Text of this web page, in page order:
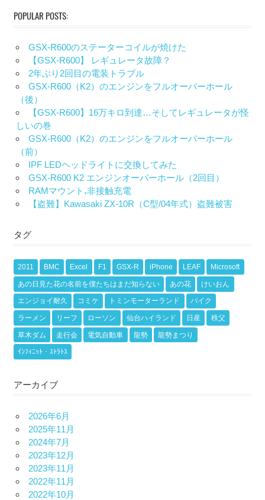
POPULAR POSTS:
GSX-R600のステーターコイルが焼けた
【GSX-R600】 レギュレータ故障？
2年ぶり2回目の電装トラブル
GSX-R600（K2）のエンジンをフルオーバーホール
（後）
【GSX-R600】16万キロ到達…そしてレギュレータが怪
しいの巻
GSX-R600（K2）のエンジンをフルオーバーホール
（前）
IPF LEDヘッドライトに交換してみた
GSX-R600 K2 エンジンオーバーホール（2回目）
RAMマウント₊非接触充電
【盗難】Kawasaki ZX-10R（C型/04年式）盗難被害
タグ
2011 BMC Excel F1 GSX-R iPhone LEAF Microsoft
あの日見た花の名前を僕たちはまだ知らない あの花 けいおん
エンジョイ耐久 コミケ トミンモーターランド バイク
ラーメン リーフ ローソン 仙台ハイランド 日産 秩父
草木ダム 走行会 電気自動車 龍勢 龍勢まつり
ｲﾝﾌｨﾆｯﾄ・ｽﾄﾗﾄｽ
アーカイブ
2026年6月
2025年11月
2024年7月
2023年12月
2023年11月
2022年11月
2022年10月